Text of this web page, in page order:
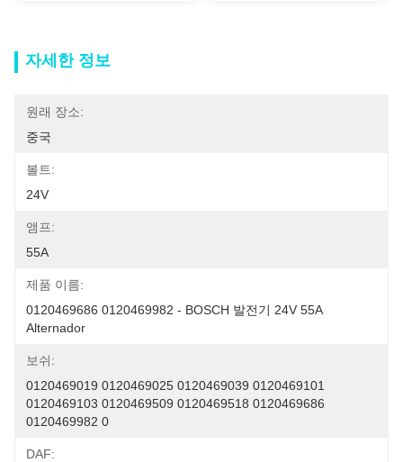
자세한 정보
원래 장소:
중국
볼트:
24V
앰프:
55A
제품 이름:
0120469686 0120469982 - BOSCH 발전기 24V 55A
Alternador
보쉬:
0120469019 0120469025 0120469039 0120469101
0120469103 0120469509 0120469518 0120469686
0120469982 0
DAF: